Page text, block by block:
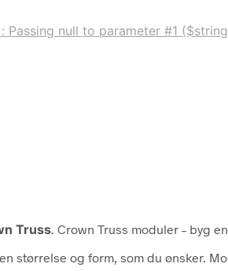
Passing null to parameter #1
Truss . Crown Truss moduler – byg
størrelse og form, som du ønsker.